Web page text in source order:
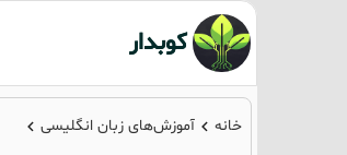
کوبدار
خانه آموزش‌های زبان انگلیسی